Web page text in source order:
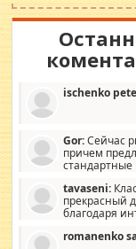
ischenko
Gor:Сейчас
причем
стандартные
со вкусом все в
мебель, а это не
tavaseni:
прекрасный
благодаря
romanenko